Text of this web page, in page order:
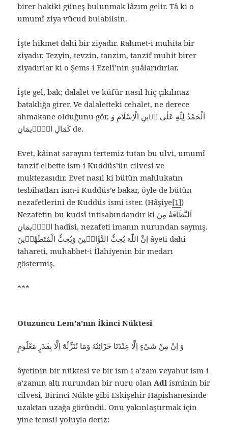
birer hakiki güneş bulunmak lâzım gelir. Tâ ki o
umumî ziya vücud bulabilsin.
İşte hikmet dahi bir ziyadır. Rahmet-i muhita bir
ziyadır. Tezyin, tevzin, tanzim, tanzif muhit birer
ziyadırlar ki o Şems-i Ezelî’nin şuâlarıdırlar.
İşte gel, bak; dalalet ve küfür nasıl hiç çıkılmaz
bataklığa girer. Ve dalaletteki cehalet, ne derece
ahmakane olduğunu gör, اَلْحَمْدُ لِلّٰهِ عَلٰى دٖينِ الْاِسْلَامِ وَ
كَمَالِ الْاٖيمَانِ de.
Evet, kâinat sarayını tertemiz tutan bu ulvi, umumî
tanzif elbette ism-i Kuddüs’ün cilvesi ve
muktezasıdır. Evet nasıl ki bütün mahlukatın
tesbihatları ism-i Kuddüs’e bakar, öyle de bütün
nezafetlerini de Kuddüs ismi ister. (Hâşiye[1])
Nezafetin bu kudsî intisabındandır ki اَلنَّظَافَةُ مِنَ
الْاٖيمَانِ hadîsi, nezafeti imanın nurundan saymış.
اِنَّ اللّٰهَ يُحِبُّ التَّوَّابٖينَ وَيُحِبُّ الْمُتَطَهِّرٖينَ âyeti dahi
tahareti, muhabbet-i İlahiyenin bir medarı
göstermiş.
***
Otuzuncu Lem’a’nın İkinci Nüktesi
وَ اِنْ مِنْ شَىْءٍ اِلَّا عِنْدَنَا خَزَٓائِنُهُ وَمَا نُنَزِّلُهُٓ اِلَّا بِقَدَرٍ مَعْلُومٍ
âyetinin bir nüktesi ve bir ism-i a’zam veyahut ism-i
a’zamın altı nurundan bir nuru olanAdl isminin bir
cilvesi, Birinci Nükte gibi Eskişehir Hapishanesinde
uzaktan uzağa göründü. Onu yakınlaştırmak için
yine temsil yoluyla deriz: